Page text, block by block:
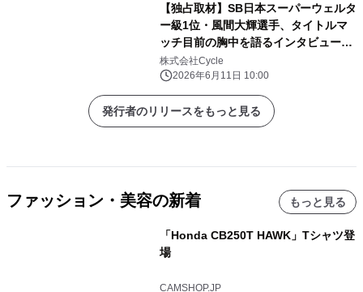
【独占取材】SB日本スーパーウェルタ
ー級1位・風間大輝選手、タイトルマ
ッチ目前の胸中を語るインタビュー記
事公開！
株式会社Cycle
2026年6月11日 10:00
発行者のリリースをもっと見る
ファッション・美容の新着 もっと見る
「Honda CB250T HAWK」Tシャツ登
場
CAMSHOP.JP